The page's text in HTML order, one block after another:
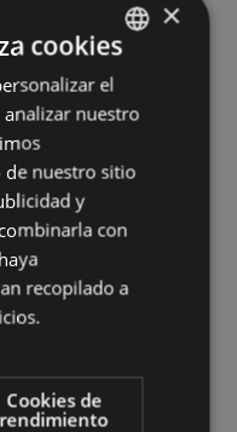
BASQUE
SPANISH
×
cookies
el
nuestro
nuestro sitio
y
con
recopilado a
Cookies de
rendimiento